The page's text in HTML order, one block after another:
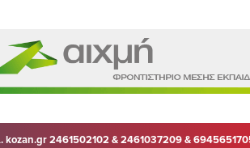
kozan.gr 2461502102 & 2461037209 &